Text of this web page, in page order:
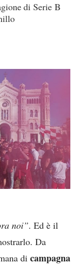
di Serie B
noi”. Ed è il
Da
di campagna